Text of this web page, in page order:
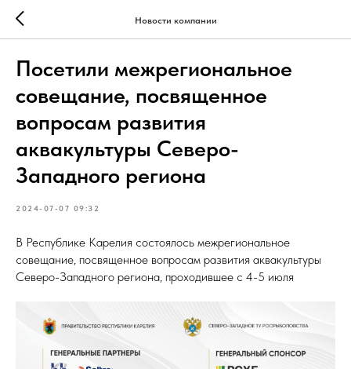
Новости компании
Посетили межрегиональное
совещание, посвященное
вопросам развития
аквакультуры Северо-
Западного региона
2024-07-07 09:32
В Республике Карелия состоялось межрегиональное
совещание, посвященное вопросам развития аквакультуры
Северо-Западного региона, проходившее с 4-5 июля